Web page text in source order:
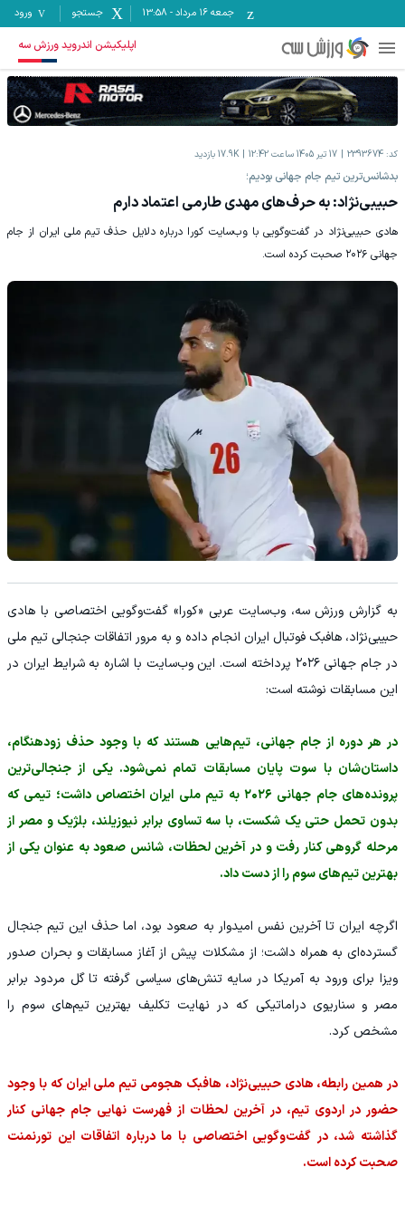
جمعه ۱۶ مرداد -
13:58 جستجو ورود
اپلیکیشن اندروید ورزش سه
کد: 2393674 17 تیر 1405 ساعت 12:42 17.9K بازدید
بدشانس‌ترین تیم جام جهانی بودیم؛
حبیبی‌نژاد: به حرف‌های مهدی طارمی اعتماد دارم
هادی حبیبی‌نژاد در گفت‌وگویی با وب‌سایت کورا درباره دلایل حذف تیم ملی ایران از جام
جهانی ۲۰۲۶ صحبت کرده است.
به گزارش ورزش سه، وب‌سایت عربی «کورا» گفت‌وگویی اختصاصی با هادی
حبیبی‌نژاد، هافبک فوتبال ایران انجام داده و به مرور اتفاقات جنجالی تیم ملی
در جام جهانی ۲۰۲۶ پرداخته است. این وب‌سایت با اشاره به شرایط ایران در
این مسابقات نوشته است:
در هر دوره از جام جهانی، تیم‌هایی هستند که با وجود حذف زودهنگام،
داستان‌شان با سوت پایان مسابقات تمام نمی‌شود. یکی از جنجالی‌ترین
پرونده‌های جام جهانی ۲۰۲۶ به تیم ملی ایران اختصاص داشت؛ تیمی که
بدون تحمل حتی یک شکست، با سه تساوی برابر نیوزیلند، بلژیک و مصر از
مرحله گروهی کنار رفت و در آخرین لحظات، شانس صعود به عنوان یکی از
بهترین تیم‌های سوم را از دست داد.
اگرچه ایران تا آخرین نفس امیدوار به صعود بود، اما حذف این تیم جنجال
گسترده‌ای به همراه داشت؛ از مشکلات پیش از آغاز مسابقات و بحران صدور
ویزا برای ورود به آمریکا در سایه تنش‌های سیاسی گرفته تا گل مردود برابر
مصر و سناریوی دراماتیکی که در نهایت تکلیف بهترین تیم‌های سوم را
مشخص کرد.
در همین رابطه، هادی حبیبی‌نژاد، هافبک هجومی تیم ملی ایران که با وجود
حضور در اردوی تیم، در آخرین لحظات از فهرست نهایی جام جهانی کنار
گذاشته شد، در گفت‌وگویی اختصاصی با ما درباره اتفاقات این تورنمنت
صحبت کرده است.